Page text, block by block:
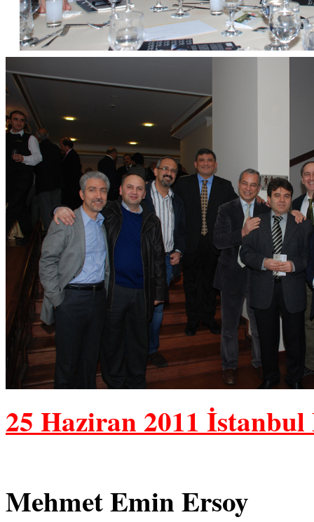
25 Haziran 2011 İstanbul
Mehmet Emin Ersoy